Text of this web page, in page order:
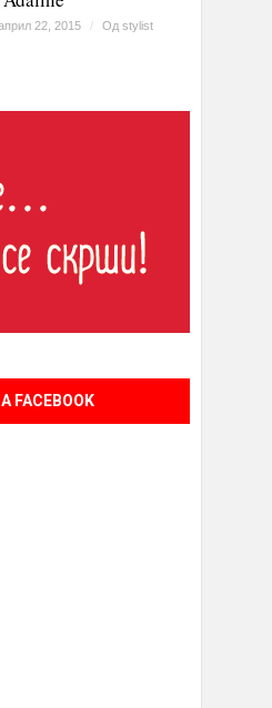
22, 2015 / Од stylist
FACEBOOK